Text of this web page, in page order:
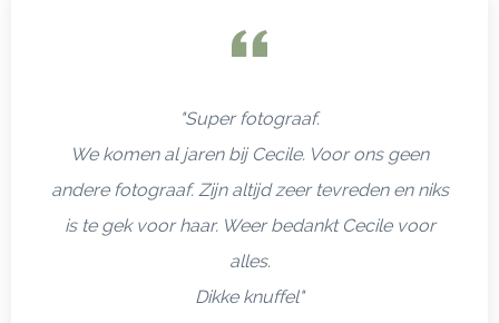
"Super fotograaf.
We komen al jaren bij Cecile. Voor ons geen
andere fotograaf. Zijn altijd zeer tevreden en niks
is te gek voor haar. Weer bedankt Cecile voor
alles.
Dikke knuffel"